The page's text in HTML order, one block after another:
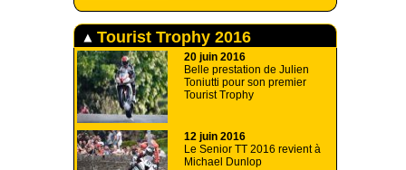
Tourist Trophy 2016
20 juin 2016
Belle prestation de Julien
Toniutti pour son premier
Tourist Trophy
12 juin 2016
Le Senior TT 2016 revient à
Michael Dunlop